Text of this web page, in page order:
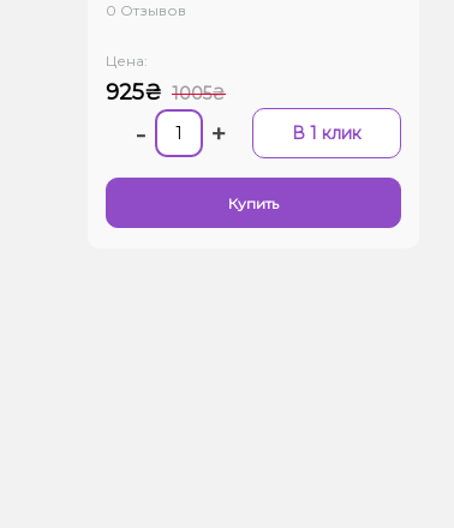
0 Отзывов
Цена:
925₴ 1005₴
- + В 1 клик
Купить